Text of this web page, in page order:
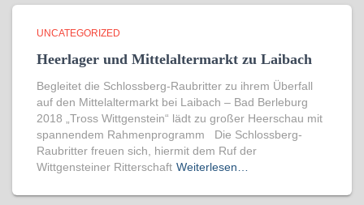
UNCATEGORIZED
Heerlager und Mittelaltermarkt zu Laibach
Begleitet die Schlossberg-Raubritter zu ihrem Überfall
auf den Mittelaltermarkt bei Laibach – Bad Berleburg
2018 „Tross Wittgenstein“ lädt zu großer Heerschau mit
spannendem Rahmenprogramm Die Schlossberg-
Raubritter freuen sich, hiermit dem Ruf der
Wittgensteiner Ritterschaft Weiterlesen…